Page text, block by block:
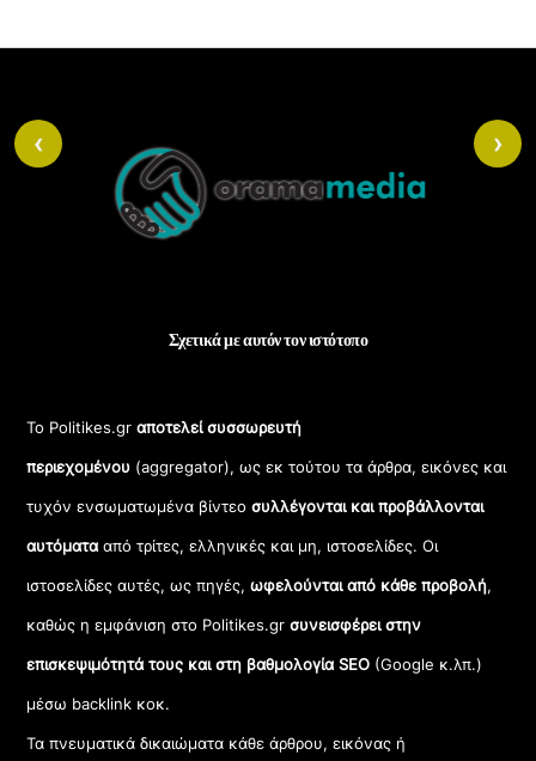
ό
ν
ο
.
Top
Σχετικά με αυτόν τον ιστότοπο
Το Politikes.grαποτελεί συσσωρευτή
περιεχομένου (aggregator), ως εκ τούτου τα άρθρα, εικόνες και
τυχόν ενσωματωμένα βίντεοσυλλέγονται και προβάλλονται
αυτόματααπό τρίτες, ελληνικές και μη, ιστοσελίδες. Οι
ιστοσελίδες αυτές, ως πηγές,ωφελούνται από κάθε προβολή,
καθώς η εμφάνιση στο Politikes.gr συνεισφέρει στην
επισκεψιμότητά τους και στη βαθμολογία SEO (Google κ.λπ.)
μέσω backlink κοκ.
Τα πνευματικά δικαιώματα κάθε άρθρου, εικόνας ή
‹ ›